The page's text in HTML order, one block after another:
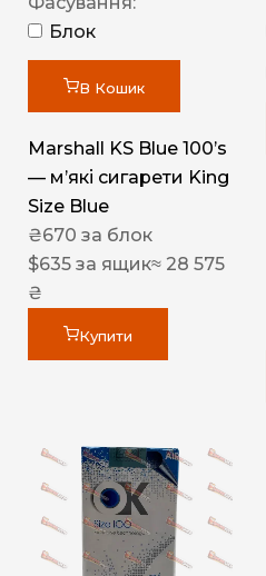
Блок
В Кошик
Marshall KS Blue 100’s
— м’які сигарети King
Size Blue
₴670 за блок
$635 за ящик≈ 28 575
₴
Купити